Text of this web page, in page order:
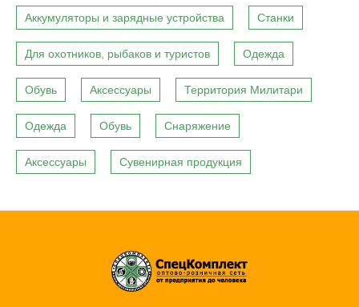
Аккумуляторы и зарядные устройства Станки
Для охотников, рыбаков и туристов Одежда
Обувь Аксессуары Территория Милитари
Одежда Обувь Снаряжение
Аксессуары Сувенирная продукция